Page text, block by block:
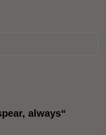
always“